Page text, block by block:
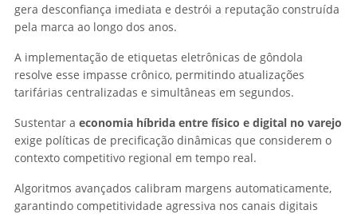
gera desconfiança imediata e destrói a reputação construída
pela marca ao longo dos anos.
A implementação de etiquetas eletrônicas de gôndola
resolve esse impasse crônico, permitindo atualizações
tarifárias centralizadas e simultâneas em segundos.
Sustentar a economia híbrida entre físico e digital no varejo
exige políticas de precificação dinâmicas que considerem o
contexto competitivo regional em tempo real.
Algoritmos avançados calibram margens automaticamente,
garantindo competitividade agressiva nos canais digitais